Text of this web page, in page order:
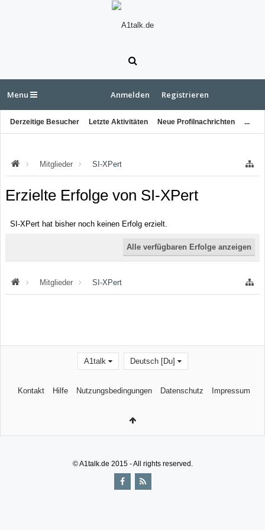
Menu
Derzeitige Besucher Letzte Aktivitäten Neue Profilnachrichten ...
Anmelden Registrieren
Mitglieder SI-XPert
Erzielte Erfolge von SI-XPert
SI-XPert hat bisher noch keinen Erfolg erzielt.
Alle verfügbaren Erfolge anzeigen
Mitglieder SI-XPert
A1talk Deutsch [Du]
Kontakt Hilfe Nutzungsbedingungen Datenschutz Impressum
© A1talk.de 2015 - All rights reserved.